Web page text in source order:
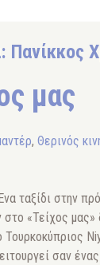
Πανίκκος
μας
, Θερινός
ταξίδι στην
«Τείχος
σαν